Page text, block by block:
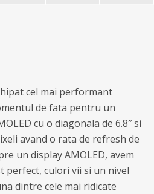
cel mai performant
de fata pentru un
cu o diagonala de 6.8″ si
avand o rata de refresh de
un display AMOLED, avem
perfect, culori vii si un nivel
dintre cele mai ridicate